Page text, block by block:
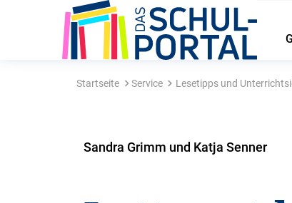
Startseite Service Lesetipps und
Sandra Grimm und Katja Senner